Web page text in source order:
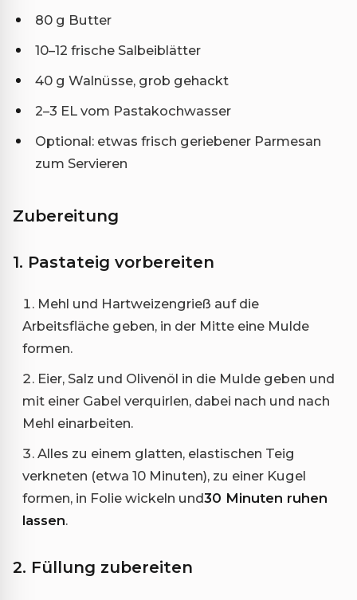
80 g Butter
10–12 frische Salbeiblätter
40 g Walnüsse, grob gehackt
2–3 EL vom Pastakochwasser
Optional: etwas frisch geriebener Parmesan
zum Servieren
Zubereitung
1. Pastateig vorbereiten
Mehl und Hartweizengrieß auf die
Arbeitsfläche geben, in der Mitte eine Mulde
formen.
Eier, Salz und Olivenöl in die Mulde geben und
mit einer Gabel verquirlen, dabei nach und nach
Mehl einarbeiten.
Alles zu einem glatten, elastischen Teig
verkneten (etwa 10 Minuten), zu einer Kugel
formen, in Folie wickeln und30 Minuten ruhen
lassen.
2. Füllung zubereiten